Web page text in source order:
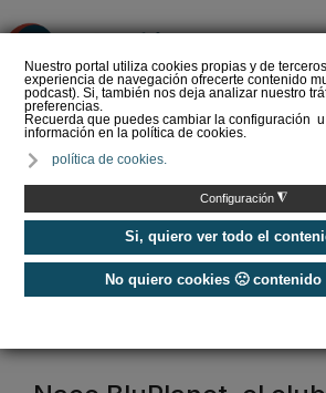
Nuestro portal utiliza cookies propias y de
experiencia de navegación ofrecerte contenido
podcast). Si, también nos deja analizar nuestro
preferencias.
Recuerda que puedes cambiar la configuración
información en la política de cookies.
política de cookies.
Configuración ◮
Si, quiero ver todo el
No quiero cookies 🙁
del Amperio
Etiquetas / chaffoteaux